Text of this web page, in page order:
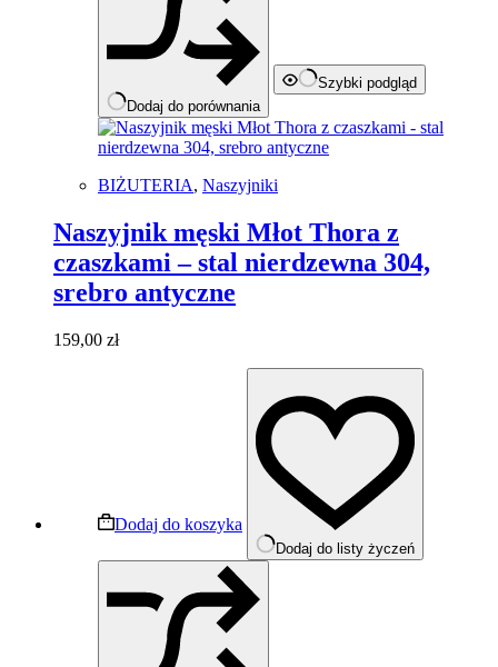
Dodaj do porównania
Szybki podgląd
BIŻUTERIA, Naszyjniki
Naszyjnik męski Młot Thora z
czaszkami – stal nierdzewna 304,
srebro antyczne
159,00 zł
Dodaj do koszyka
Dodaj do listy życzeń